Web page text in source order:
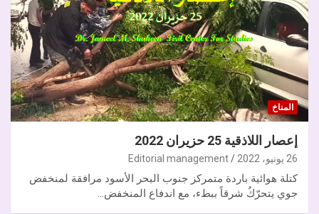
المناخ
إعصار اللاذقية 25 حزيران 2022
26 يونيو، 2022 Editorial management
كتلة هوائية باردة متمركز جنوب البحر الأسود مرافقة لمنخفض
جوي يتحرّكُ شرقاً ببطء، مع اندفاع المنخفض…